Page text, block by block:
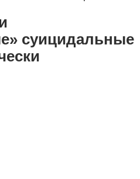
суицидальные